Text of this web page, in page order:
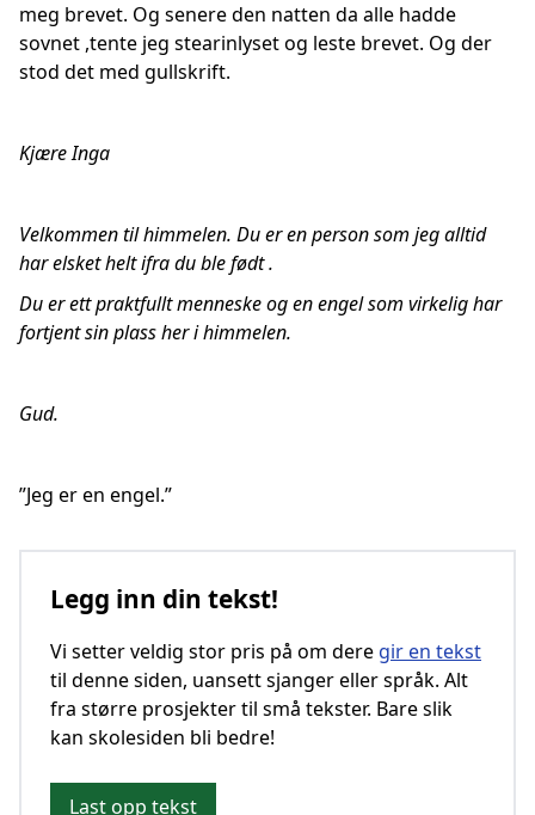
meg brevet. Og senere den natten da alle hadde
sovnet ,tente jeg stearinlyset og leste brevet. Og der
stod det med gullskrift.
Kjære Inga
Velkommen til himmelen. Du er en person som jeg alltid
har elsket helt ifra du ble født .
Du er ett praktfullt menneske og en engel som virkelig har
fortjent sin plass her i himmelen.
Gud.
”Jeg er en engel.”
Legg inn din tekst!
Vi setter veldig stor pris på om dere gir en tekst
til denne siden, uansett sjanger eller språk. Alt
fra større prosjekter til små tekster. Bare slik
kan skolesiden bli bedre!
Last opp tekst